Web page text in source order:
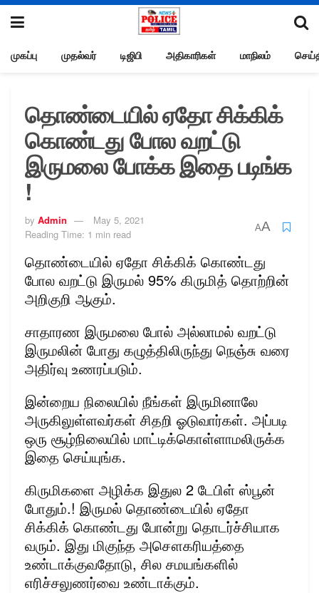
முகப்பு முதல்வர் டிஜிபி அதிகாரிகள் மாநிலம்
தொண்டையில் ஏதோ சிக்கிக்
கொண்டது போல வறட்டு
இருமலை போக்க இதை படிங்க
!
by Admin
May 5, 2021
Reading Time: 1 min read
AA
தொண்டையில் ஏதோ சிக்கிக் கொண்டது
போல வறட்டு இருமல் 95% கிருமித் தொற்றின்
அறிகுறி ஆகும்.
சாதாரண இருமலை போல் அல்லாமல் வறட்டு
இருமலின் போது கழுத்திலிருந்து நெஞ்சு வரை
அதிர்வு உணரப்படும்.
இன்றைய நிலையில் நீங்கள் இருமினாலே
அருகிலுள்ளவர்கள் சிதறி ஓடுவார்கள். அப்படி
ஒரு சூழ்நிலையில் மாட்டிக்கொள்ளாமலிருக்க
இதை செய்யுங்க.
கிருமிகளை அழிக்க இதுல 2 டேபிள் ஸ்பூன்
போதும்.! இருமல் தொண்டையில் ஏதோ
சிக்கிக் கொண்டது போன்று தொடர்ச்சியாக
வரும். இது மிகுந்த அசௌகரியத்தை
உண்டாக்குவதோடு, சில சமயங்களில்
எரிச்சலுணர்வை உண்டாக்கும்.